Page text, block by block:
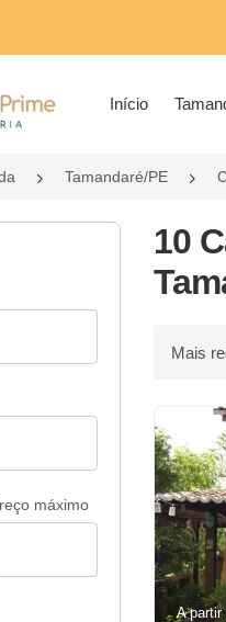
Início
Tamandaré/PE
máximo
10
Ordenar
A partir